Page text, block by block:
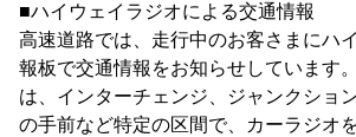
■ハイウェイラジオによる交通情報
高速道路では、走行中のお客さまにハ
報板で交通情報をお知らせしています
は、インターチェンジ、ジャンクショ
の手前など特定の区間で、カーラジオ